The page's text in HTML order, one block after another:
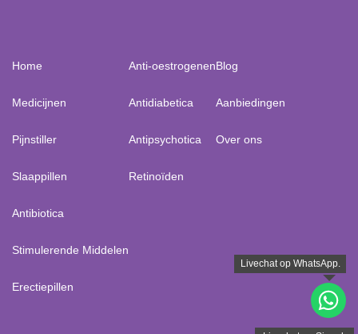
Home
Medicijnen
Pijnstiller
Slaappillen
Antibiotica
Stimulerende Middelen
Erectiepillen
Anti-oestrogenen
Antidiabetica
Antipsychotica
Retinoïden
Blog
Aanbiedingen
Over ons